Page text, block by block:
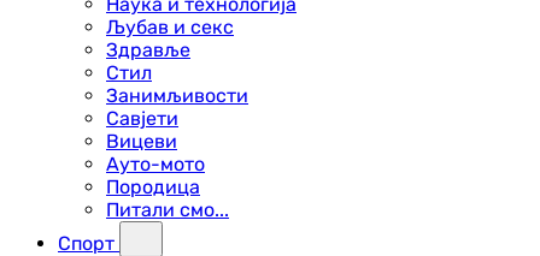
Љубав и секс
Здравље
Стил
Занимљивости
Савјети
Вицеви
Ауто-мото
Породица
Питали смо...
Спорт